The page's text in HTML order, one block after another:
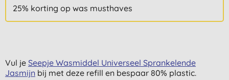
25% korting op was musthaves
Vul je Seepje Wasmiddel Universeel Sprankelende
Jasmijn bij met deze refill en bespaar 80% plastic.